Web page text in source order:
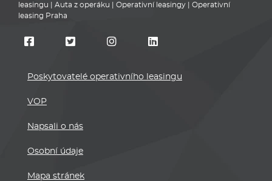
leasingu
Auta z operáku Operativní leasingy
Operativní
leasing Praha
Poskytovatelé operativního leasingu
VOP
Napsali o nás
Osobní údaje
Mapa stránek